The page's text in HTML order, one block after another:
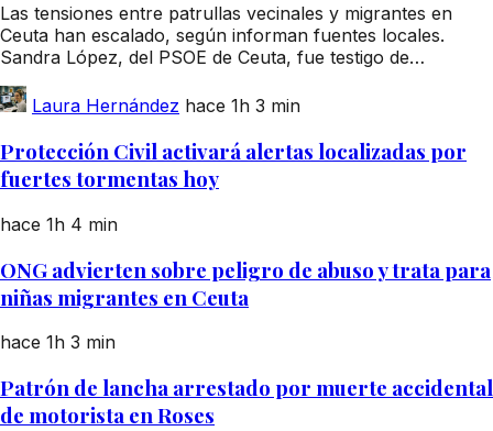
Las tensiones entre patrullas vecinales y migrantes en
Ceuta han escalado, según informan fuentes locales.
Sandra López, del PSOE de Ceuta, fue testigo de…
Laura Hernández hace 1h 3 min
Protección Civil activará alertas localizadas por
fuertes tormentas hoy
hace 1h 4 min
ONG advierten sobre peligro de abuso y trata para
niñas migrantes en Ceuta
hace 1h 3 min
Patrón de lancha arrestado por muerte accidental
de motorista en Roses